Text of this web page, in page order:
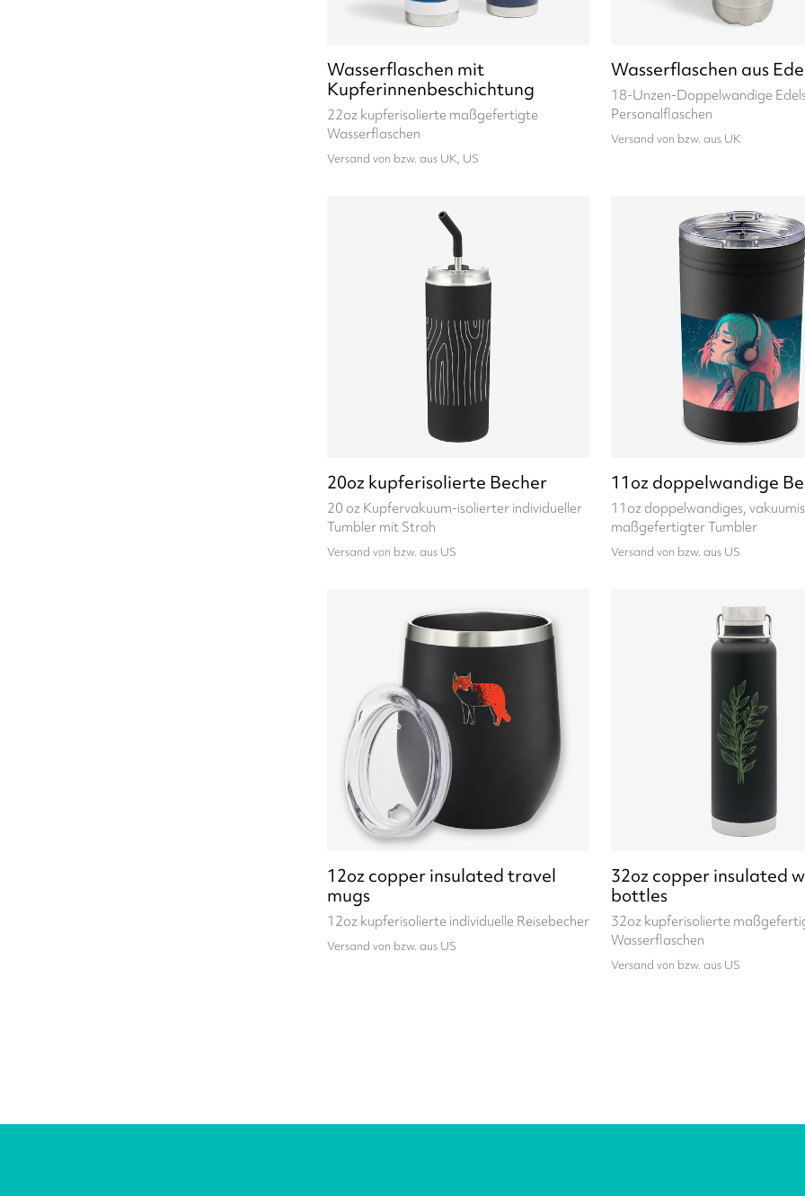
Wasserflaschen mit
Kupferinnenbeschichtung
22oz kupferisolierte maßgefertigte
Wasserflaschen
Versand von bzw. aus UK, US
Wasserflaschen aus
18-Unzen-Doppelwandige
Personalflaschen
Versand von bzw. aus UK
20oz kupferisolierte Becher
20 oz Kupfervakuum-isolierter individueller
Tumbler mit Stroh
Versand von bzw. aus US
11oz doppelwandige
11oz doppelwandiges,
maßgefertigter Tumbler
Versand von bzw. aus US
12oz copper insulated travel
mugs
12oz kupferisolierte individuelle Reisebecher
Versand von bzw. aus US
32oz copper insulated
bottles
32oz kupferisolierte
Wasserflaschen
Versand von bzw. aus US